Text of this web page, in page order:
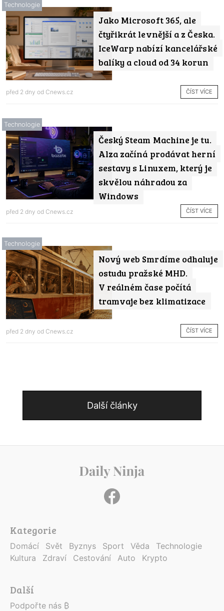
Jako Microsoft 365, ale
čtyřikrát levnější a z Česka.
IceWarp nabízí kancelářské
balíky a cloud od 34 korun
Technologie
před 2 dny od Cnews.cz ČÍST VÍCE
Český Steam Machine je tu.
Alza začíná prodávat herní
sestavy s Linuxem, který je
skvělou náhradou za
Windows
Technologie
před 2 dny od Cnews.cz ČÍST VÍCE
Nový web Smrdíme odhaluje
ostudu pražské MHD.
V reálném čase počítá
tramvaje bez klimatizace
Technologie
před 2 dny od Cnews.cz ČÍST VÍCE
Další články
Kategorie
Domácí Svět Byznys Sport Věda
Technologie
Kultura
Zdraví Cestování Auto Krypto
Další
Podpořte nás ₿